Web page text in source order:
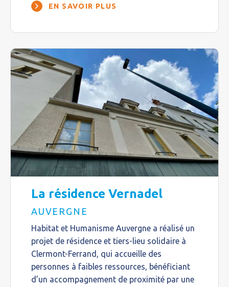
EN SAVOIR PLUS
La résidence Vernadel
AUVERGNE
Habitat et Humanisme Auvergne a réalisé un
projet de résidence et tiers-lieu solidaire à
Clermont-Ferrand, qui accueille des
personnes à faibles ressources, bénéficiant
d’un accompagnement de proximité par une